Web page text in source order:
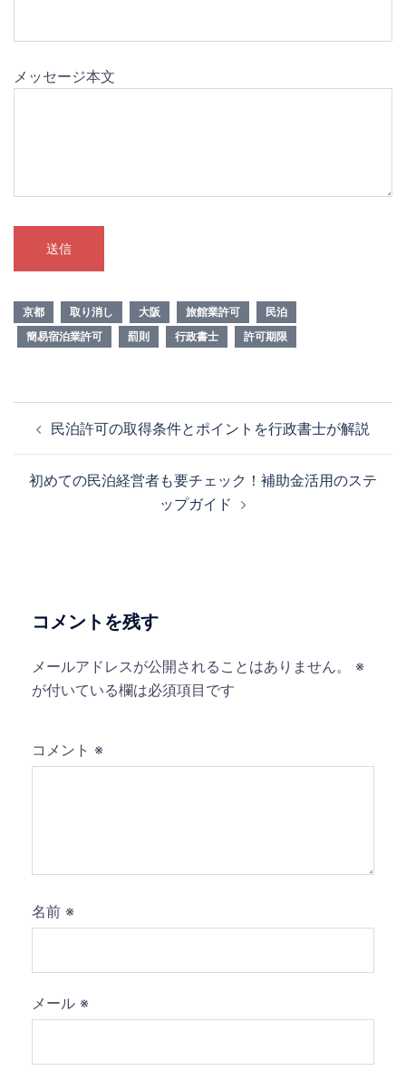
メッセージ本文
京都 取り消し 大阪 旅館業許可
民泊
簡易宿泊業許可
罰則 行政書士 許可期限
ビ
ン
民泊許可の取得条件とポイントを行政書士が解説
初めての民泊経営者も要チェック！補助金活用のステ
ップガイド
コメントを残す
メールアドレスが公開されることはありません。
※
が付いている欄は必須項目です
コメント ※
名前 ※
メール ※